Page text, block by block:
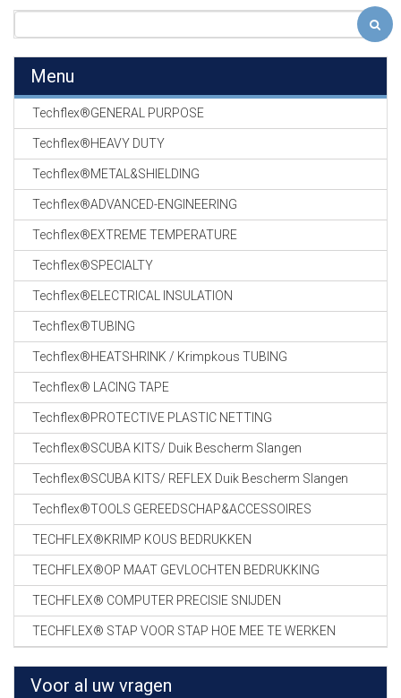
Menu
Techflex®GENERAL PURPOSE
Techflex®HEAVY DUTY
Techflex®METAL&SHIELDING
Techflex®ADVANCED-ENGINEERING
Techflex®EXTREME TEMPERATURE
Techflex®SPECIALTY
Techflex®ELECTRICAL INSULATION
Techflex®TUBING
Techflex®HEATSHRINK / Krimpkous TUBING
Techflex® LACING TAPE
Techflex®PROTECTIVE PLASTIC NETTING
Techflex®SCUBA KITS/ Duik Bescherm Slangen
Techflex®SCUBA KITS/ REFLEX Duik Bescherm Slangen
Techflex®TOOLS GEREEDSCHAP&ACCESSOIRES
TECHFLEX®KRIMP KOUS BEDRUKKEN
TECHFLEX®OP MAAT GEVLOCHTEN BEDRUKKING
TECHFLEX® COMPUTER PRECISIE SNIJDEN
TECHFLEX® STAP VOOR STAP HOE MEE TE WERKEN
Voor al uw vragen